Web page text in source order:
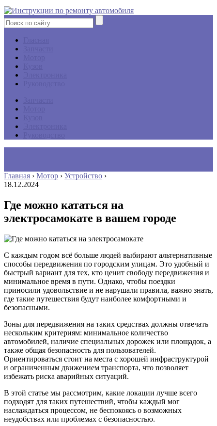
Главная › Мотор › Устройство ›
18.12.2024
Где можно кататься на
электросамокате в вашем городе
С каждым годом всё больше людей выбирают альтернативные
способы передвижения по городским улицам. Это удобный и
быстрый вариант для тех, кто ценит свободу передвижения и
минимальное время в пути. Однако, чтобы поездки
приносили удовольствие и не нарушали правила, важно знать,
где такие путешествия будут наиболее комфортными и
безопасными.
Зоны для передвижения на таких средствах должны отвечать
нескольким критериям: минимальное количество
автомобилей, наличие специальных дорожек или площадок, а
также общая безопасность для пользователей.
Ориентироваться стоит на места с хорошей инфраструктурой
и ограниченным движением транспорта, что позволяет
избежать риска аварийных ситуаций.
В этой статье мы рассмотрим, какие локации лучше всего
подходят для таких путешествий, чтобы каждый мог
наслаждаться процессом, не беспокоясь о возможных
неудобствах или проблемах с безопасностью.